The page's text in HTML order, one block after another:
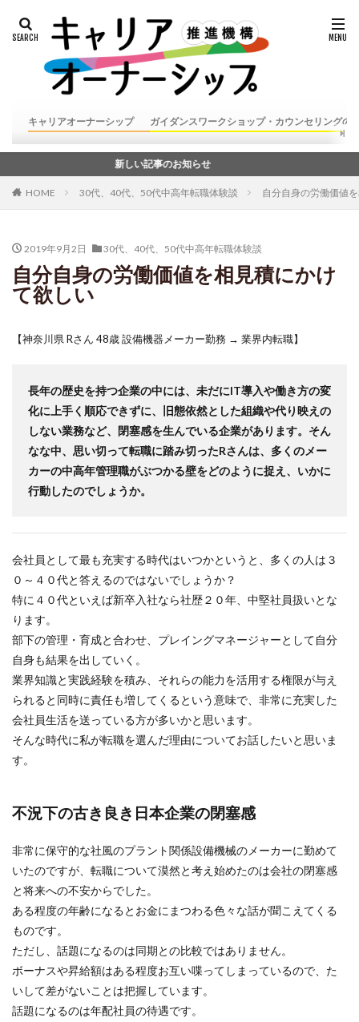
キャリアオーナーシップ ガイダンスワークショップ・カウンセリングの
新しい記事のお知らせ
HOME 30代、40代、50代中高年転職体験談 自分自身の労働価値
2019年9月2日 30代、40代、50代中高年転職体験談
自分自身の労働価値を相見積にかけ
て欲しい
【神奈川県 Rさん 48歳 設備機器メーカー勤務 → 業界内転職】
長年の歴史を持つ企業の中には、未だにIT導入や働き方の変
化に上手く順応できずに、旧態依然とした組織や代り映えの
しない業務など、閉塞感を生んでいる企業があります。そん
なな中、思い切って転職に踏み切ったRさんは、多くのメー
カーの中高年管理職がぶつかる壁をどのように捉え、いかに
行動したのでしょうか。
会社員として最も充実する時代はいつかというと、多くの人は３
０～４０代と答えるのではないでしょうか？
特に４０代といえば新卒入社なら社歴２０年、中堅社員扱いとな
ります。
部下の管理・育成と合わせ、プレイングマネージャーとして自分
自身も結果を出していく。
業界知識と実践経験を積み、それらの能力を活用する権限が与え
られると同時に責任も増してくるという意味で、非常に充実した
会社員生活を送っている方が多いかと思います。
そんな時代に私が転職を選んだ理由についてお話したいと思いま
す。
不況下の古き良き日本企業の閉塞感
非常に保守的な社風のプラント関係設備機械のメーカーに勤めて
いたのですが、転職について漠然と考え始めたのは会社の閉塞感
と将来への不安からでした。
ある程度の年齢になるとお金にまつわる色々な話が聞こえてくる
ものです。
ただし、話題になるのは同期との比較ではありません。
ボーナスや昇給額はある程度お互い喋ってしまっているので、た
いして差がないことは把握しています。
話題になるのは年配社員の待遇です。